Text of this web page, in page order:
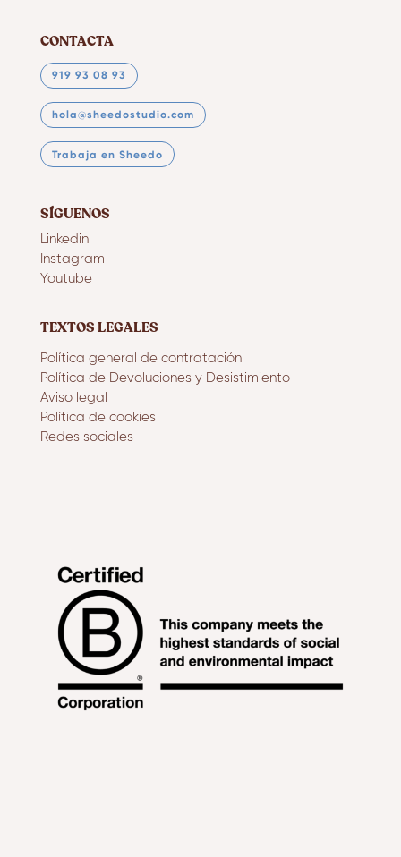
CONTACTA
919 93 08 93
hola@sheedostudio.com
Trabaja en Sheedo
SÍGUENOS
Linkedin
Instagram
Youtube
TEXTOS LEGALES
Política general de contratación
Política de Devoluciones y Desistimiento
Aviso legal
Política de cookies
Redes sociales